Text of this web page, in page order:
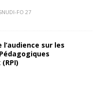
FO 27
sur les